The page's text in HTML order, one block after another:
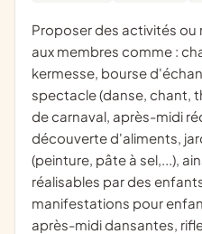
proposer des activités ou manifestations diverses
aux membres comme :
kermesse, bourse
spectacle (danse, chant,
de carnaval, après-midi
découverte d'aliments,
(peinture, pâte à sel,...),
réalisables par des
manifestations pour
après-midi dansantes,